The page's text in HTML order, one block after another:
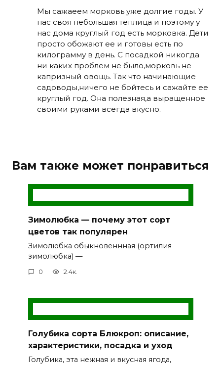
Мы сажаеем морковь уже долгие годы. У
нас своя небольшая теплица и поэтому у
нас дома круглый год есть морковка. Дети
просто обожают ее и готовы есть по
килограмму в день. С посадкой никогда
ни каких проблем не было,морковь не
капризный овощь. Так что начинающие
садоводы,ничего не бойтесь и сажайте ее
круглый год. Она полезная,а выращенное
своими руками всегда вкусно.
Вам также может понравиться
Зимолюбка — почему этот сорт
цветов так популярен
Зимолюбка обыкновеннная (ортилия
зимолюбка) —
0 2.4к.
Голубика сорта Блюкроп: описание,
характеристики, посадка и уход
Голубика, эта нежная и вкусная ягода,